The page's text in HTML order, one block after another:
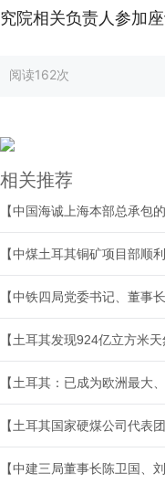
究院相关负责人参加座
阅读162次
相关推荐
【中国海诚上海本部总承包
【中煤土耳其铜矿项目部顺
【中铁四局党委书记、董事
【土耳其发现924亿立方米天
【土耳其：已成为欧洲最大
【土耳其国家硬煤公司代表
【中建三局董事长陈卫国、